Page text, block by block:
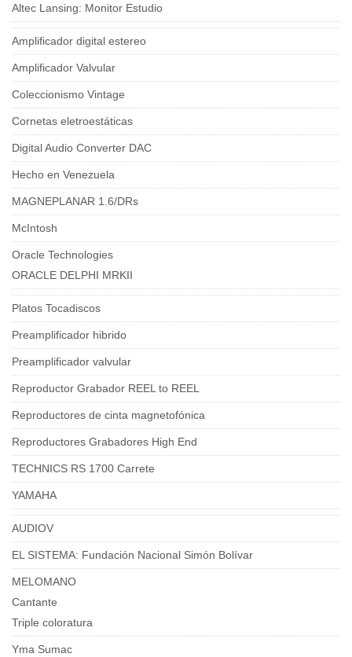
Altec Lansing: Monitor Estudio
Amplificador digital estereo
Amplificador Valvular
Coleccionismo Vintage
Cornetas eletroestáticas
Digital Audio Converter DAC
Hecho en Venezuela
MAGNEPLANAR 1.6/DRs
McIntosh
Oracle Technologies
ORACLE DELPHI MRKII
Platos Tocadiscos
Preamplificador hibrido
Preamplificador valvular
Reproductor Grabador REEL to REEL
Reproductores de cinta magnetofónica
Reproductores Grabadores High End
TECHNICS RS 1700 Carrete
YAMAHA
AUDIOV
EL SISTEMA: Fundación Nacional Simón Bolívar
MELOMANO
Cantante
Triple coloratura
Yma Sumac